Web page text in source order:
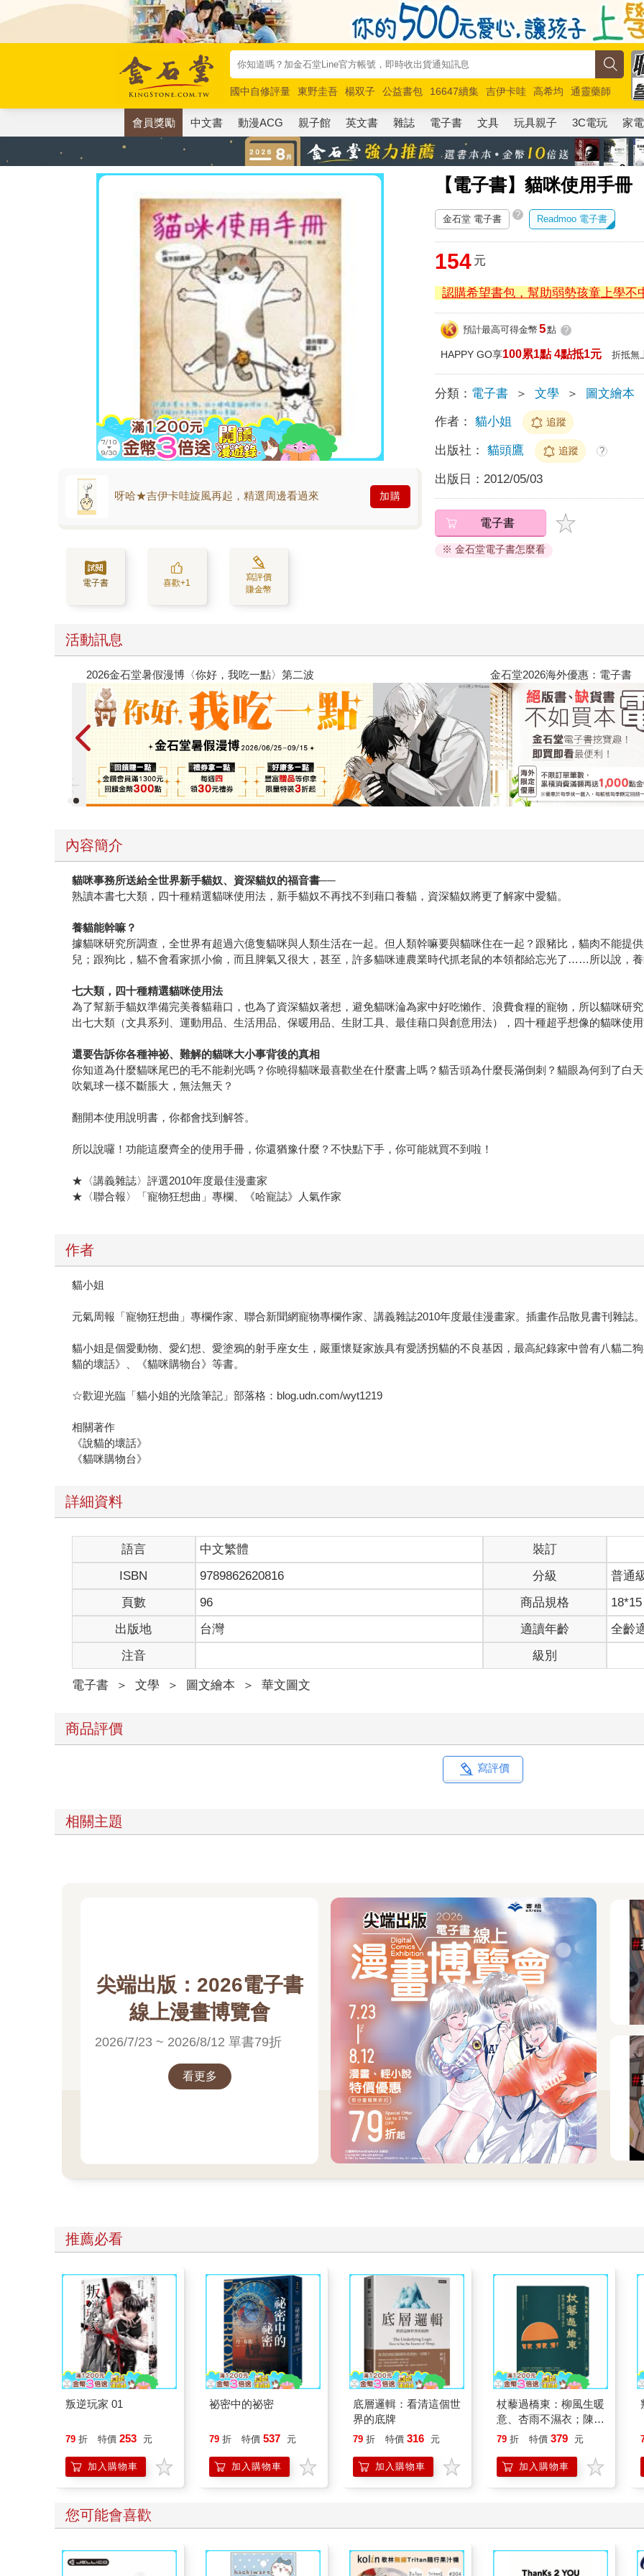
國中自修評量 東野圭吾 楊双子 公益書包 16647續集 吉伊卡哇 高希均
通靈藥師
唯紅花綻放
奧德賽 路邊攤新作 馬斯克 玩具總動員5 超慢跑
會員獎勵 中文書 動漫ACG 親子館 英文書 雜誌 電子書 文具 玩具親子 3C電玩 家電
【電子書】貓咪使用手冊
呀哈★吉伊卡哇旋風再起，精選周邊看過來 加購
電子書 喜歡+1
寫評價
賺金幣
金石堂 電子書 ? Readmoo 電子書
154 元
認購希望書包，幫助弱勢孩童上學不
預計最高可得金幣 5點 ?
HAPPY GO享100累1點 4點抵1元 折抵無
分類： 電子書 ＞ 文學 ＞ 圖文繪本
作者： 貓小姐 追蹤
出版社： 貓頭鷹 追蹤 ?
出版日： 2012/05/03
電子書
※ 金石堂電子書怎麼看
活動訊息
春光ｘ奇幻基地｜全書系展 2026金石堂暑假漫博〈你好，我
內容簡介
貓咪事務所送給全世界新手貓奴、資深貓奴的福音書──
熟讀本書七大類，四十種精選貓咪使用法，新手貓奴不再找不到藉口養貓，資深貓奴將更了解家中愛貓。
養貓能幹嘛？
據貓咪研究所調查，全世界有超過六億隻貓咪與人類生活在一起。但人類幹嘛要與貓咪住在一起？跟豬比，貓肉不能提
兒；跟狗比，貓不會看家抓小偷，而且脾氣又很大，甚至，許多貓咪連農業時代抓老鼠的本領都給忘光了……所以說，
七大類，四十種精選貓咪使用法
為了幫新手貓奴準備完美養貓藉口，也為了資深貓奴著想，避免貓咪淪為家中好吃懶作、浪費食糧的寵物，所以貓咪研
出七大類（文具系列、運動用品、生活用品、保暖用品、生財工具、最佳藉口與創意用法），四十種超乎想像的貓咪使
還要告訴你各種神祕、難解的貓咪大小事背後的真相
你知道為什麼貓咪尾巴的毛不能剃光嗎？你曉得貓咪最喜歡坐在什麼書上嗎？貓舌頭為什麼長滿倒刺？貓眼為何到了白
吹氣球一樣不斷脹大，無法無天？
翻開本使用說明書，你都會找到解答。
所以說囉！功能這麼齊全的使用手冊，你還猶豫什麼？不快點下手，你可能就買不到啦！
★〈講義雜誌〉評選2010年度最佳漫畫家
★〈聯合報〉「寵物狂想曲」專欄、《哈寵誌》人氣作家
作者
貓小姐
元氣周報「寵物狂想曲」專欄作家、聯合新聞網寵物專欄作家、講義雜誌2010年度最佳漫畫家。插畫作品散見書刊雜誌
貓小姐是個愛動物、愛幻想、愛塗鴉的射手座女生，嚴重懷疑家族具有愛誘拐貓的不良基因，最高紀錄家中曾有八貓二
貓的壞話》、《貓咪購物台》等書。
☆歡迎光臨「貓小姐的光陰筆記」部落格：blog.udn.com/wyt1219
相關著作
《說貓的壞話》
《貓咪購物台》
詳細資料
語言 中文繁體
裝訂
ISBN
9789862620816 分級
普通
頁數
96 商品規格
18*15
出版地
台灣 適讀年齡
全齡
注音
級別
電子書 ＞ 文學 ＞ 圖文繪本 ＞ 華文圖文
商品評價
寫評價
相關主題
尖端出版：2026電子書
線上漫畫博覽會
2026/7/23 ~ 2026/8/12 單書79折
看更多
推薦必看
叛逆玩家 01
79 折 特價 253 元
加入購物車
祕密中的祕密
79 折 特價 537 元
加入購物車
底層邏輯：看清這個世
界的底牌
79 折 特價 316 元
加入購物車
杖藜過橋東：柳風生暖
意、杏雨不濕衣；陳亮
恭談以心轉境的適齡漫
79 折 特價 379 元
加入購物車
您可能會喜歡